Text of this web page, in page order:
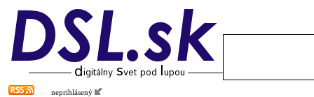
neprihlásený